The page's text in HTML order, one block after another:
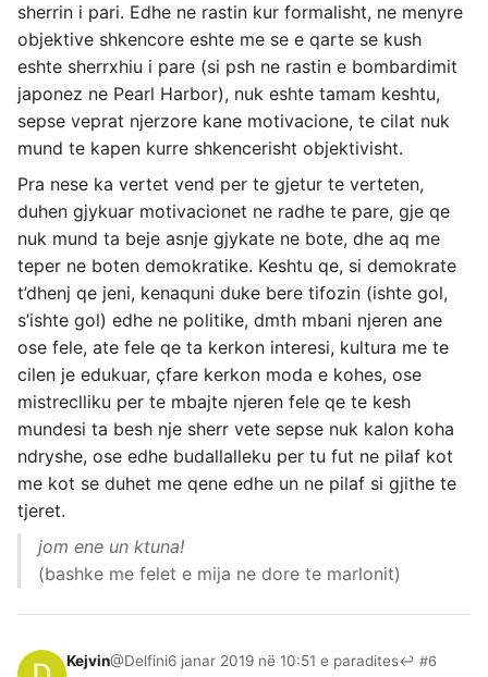
sherrin i pari. Edhe ne rastin kur formalisht, ne menyre
objektive shkencore eshte me se e qarte se kush
eshte sherrxhiu i pare (si psh ne rastin e bombardimit
japonez ne Pearl Harbor), nuk eshte tamam keshtu,
sepse veprat njerzore kane motivacione, te cilat nuk
mund te kapen kurre shkencerisht objektivisht.
Pra nese ka vertet vend per te gjetur te verteten,
duhen gjykuar motivacionet ne radhe te pare, gje qe
nuk mund ta beje asnje gjykate ne bote, dhe aq me
teper ne boten demokratike. Keshtu qe, si demokrate
t’dhenj qe jeni, kenaquni duke bere tifozin (ishte gol,
s’ishte gol) edhe ne politike, dmth mbani njeren ane
ose fele, ate fele qe ta kerkon interesi, kultura me te
cilen je edukuar, çfare kerkon moda e kohes, ose
mistreclliku per te mbajte njeren fele qe te kesh
mundesi ta besh nje sherr vete sepse nuk kalon koha
ndryshe, ose edhe budallalleku per tu fut ne pilaf kot
me kot se duhet me qene edhe un ne pilaf si gjithe te
tjeret.
jom ene un ktuna!
(bashke me felet e mija ne dore te marlonit)
Kejvin@Delfini6 janar 2019 në 10:51 e paradites↩ #6